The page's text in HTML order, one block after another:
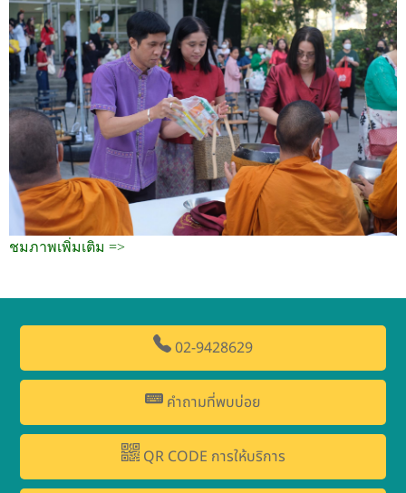
ชมภาพเพิ่มเติม =>
02-9428629
คำถามที่พบบ่อย
QR CODE การให้บริการ